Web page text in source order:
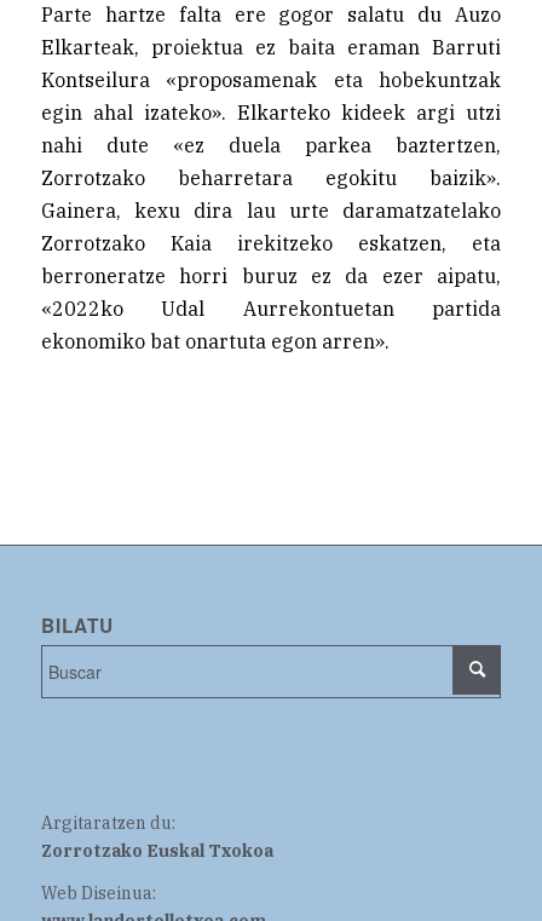
Parte hartze falta ere gogor salatu du Auzo
Elkarteak, proiektua ez baita eraman Barruti
Kontseilura «proposamenak eta hobekuntzak
egin ahal izateko». Elkarteko kideek argi utzi
nahi dute «ez duela parkea baztertzen,
Zorrotzako beharretara egokitu baizik».
Gainera, kexu dira lau urte daramatzatelako
Zorrotzako Kaia irekitzeko eskatzen, eta
berroneratze horri buruz ez da ezer aipatu,
«2022ko Udal Aurrekontuetan partida
ekonomiko bat onartuta egon arren».
BILATU
Argitaratzen du:
Zorrotzako Euskal Txokoa
Web Diseinua: